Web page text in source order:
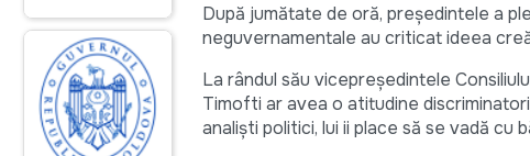
După jumătate de oră, preşedintele a
neguvernamentale au criticat ideea
La rândul său vicepreședintele
Timofti ar avea o atitudine
analişti politici, lui ii place să se vadă cu